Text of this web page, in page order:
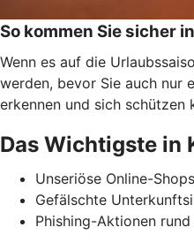
So kommen Sie sicher
Wenn es auf die
werden, bevor Sie auch nur
erkennen und sich schützen
Das Wichtigste in
Unseriöse Online-
Gefälschte
Phishing-Aktionen